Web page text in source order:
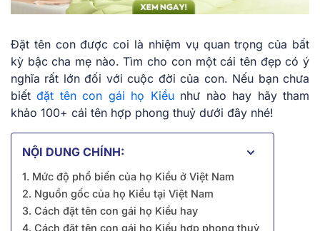
Đặt tên con được coi là nhiệm vụ quan trọng của bất
kỳ bậc cha mẹ nào. Tìm cho con một cái tên đẹp có ý
nghĩa rất lớn đối với cuộc đời của con. Nếu bạn chưa
biếtđặt tên con gái họ Kiều như nào hay hãy tham
khảo 100+ cái tên hợp phong thuỷ dưới đây nhé!
NỘI DUNG CHÍNH:
1. Mức độ phổ biến của họ Kiều ở Việt Nam
2. Nguồn gốc của họ Kiều tại Việt Nam
3. Cách đặt tên con gái họ Kiều hay
4. Cách đặt tên con gái họ Kiều hợp phong thuỷ